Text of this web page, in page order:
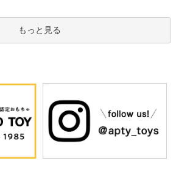
もっと見る